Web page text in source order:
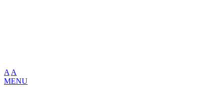
A A
MENU